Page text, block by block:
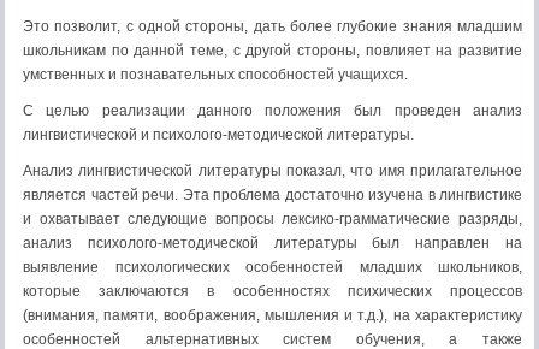
Это позволит, с одной стороны, дать более глубокие знания младшим
школьникам по данной теме, с другой стороны, повлияет на развитие
умственных и познавательных способностей учащихся.
С целью реализации данного положения был проведен анализ
лингвистической и психолого-методической литературы.
Анализ лингвистической литературы показал, что имя прилагательное
является частей речи. Эта проблема достаточно изучена в лингвистике
и охватывает следующие вопросы лексико-грамматические разряды,
анализ психолого-методической литературы был направлен на
выявление психологических особенностей младших школьников,
которые заключаются в особенностях психических процессов
(внимания, памяти, воображения, мышления и т.д.), на характеристику
особенностей альтернативных систем обучения, а также